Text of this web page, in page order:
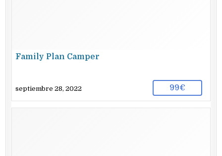
Family Plan Camper
septiembre 28, 2022 99€